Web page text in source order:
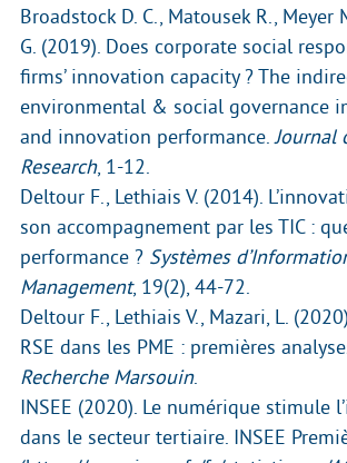
Broadstock D. C., Matousek R., Meyer
G. (2019). Does corporate social
firms’ innovation capacity ? The
environmental & social governance
and innovation performance. Journal
Research, 1-12.
Deltour F., Lethiais V. (2014).
son accompagnement par les TIC :
performance ? Systèmes
Management, 19(2), 44-72.
Deltour F., Lethiais V., Mazari, L.
RSE dans les PME : premières
Recherche Marsouin.
INSEE (2020). Le numérique stimule
dans le secteur tertiaire. INSEE